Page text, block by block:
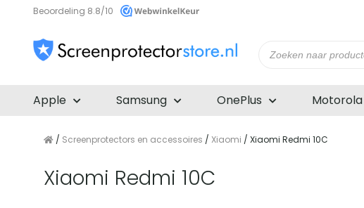
Beoordeling 8.8/10
zoeken
Apple Samsung OnePlus Motorola
/ Screenprotectors en accessoires / Xiaomi / Xiaomi Redmi 10C
Xiaomi Redmi 10C